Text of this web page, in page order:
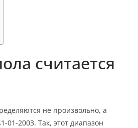
считается
не произвольно, а
2003. Так, этот диапазон